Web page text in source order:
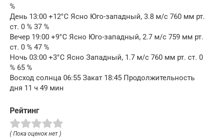
%
День 13:00 +12°C Ясно Юго-западный, 3.8 м/с 760 мм рт.
ст. 0 % 37 %
Вечер 19:00 +9°C Ясно Юго-западный, 2.7 м/с 759 мм рт.
ст. 0 % 47 %
Ночь 03:00 +3°C Ясно Западный, 1.7 м/с 760 мм рт. ст. 0
% 65 %
Восход солнца 06:55 Закат 18:45 Продолжительность
дня 11 ч 49 мин
Рейтинг
( Пока оценок нет )